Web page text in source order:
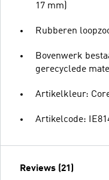
17 mm)
Rubberen
Bovenwerk
gerecyclede
Artikelkleur:
Artikelcode:
Reviews (21)